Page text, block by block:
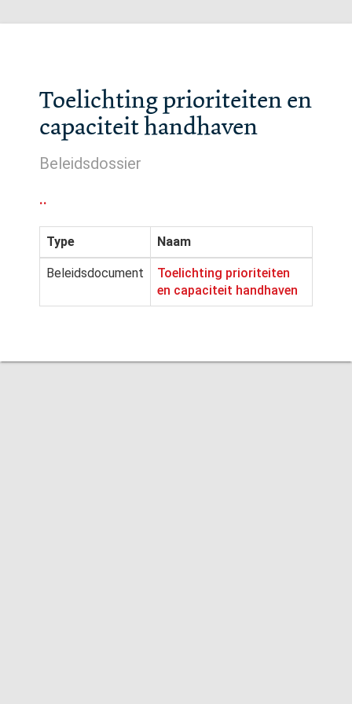
Toelichting prioriteiten en
capaciteit handhaven
Beleidsdossier
..
Type Naam
Beleidsdocument
Toelichting prioriteiten
en capaciteit handhaven